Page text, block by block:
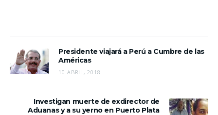
Presidente viajará a Perú a Cumbre de las
Américas
10 ABRIL, 2018
Investigan muerte de exdirector de
Aduanas y a su yerno en Puerto Plata